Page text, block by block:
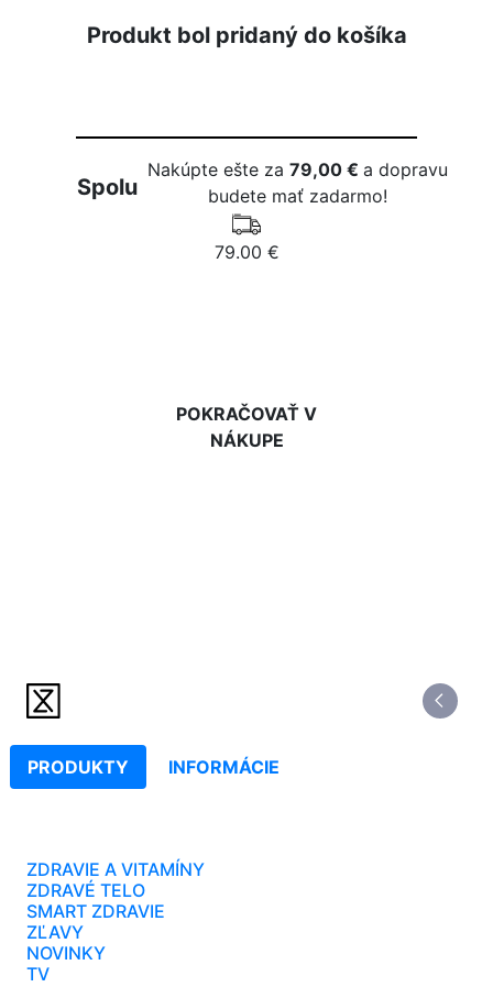
Produkt bol pridaný do košíka
Spolu
Nakúpte ešte za79,00 €a dopravu
budete mať zadarmo!
79.00 €
POKRAČOVAŤ V
NÁKUPE
PRODUKTY INFORMÁCIE
ZDRAVIE A VITAMÍNY
ZDRAVÉ TELO
SMART ZDRAVIE
ZĽAVY
NOVINKY
TV